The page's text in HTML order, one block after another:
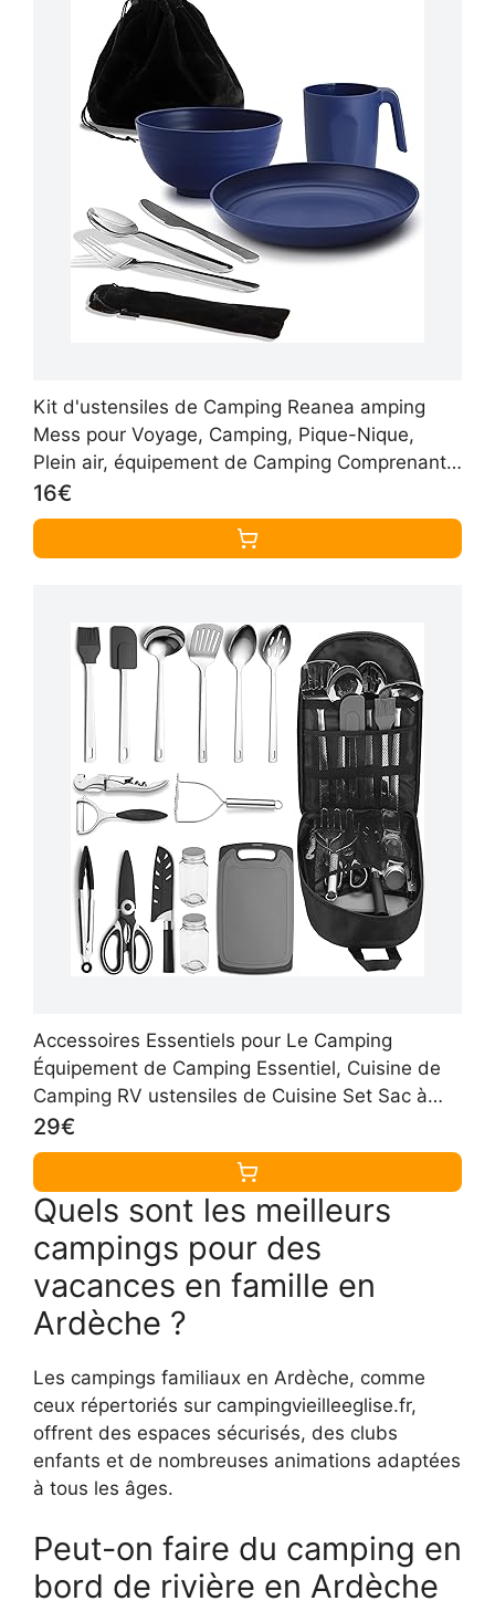
Kit d'ustensiles de Camping Reanea amping
Mess pour Voyage, Camping, Pique-Nique,
Plein air, équipement de Camping Comprenant
Couteau, cuillère, Fourchette, Couverts, Tasse,
Bol, Assiette, Essentiel
16€
Accessoires Essentiels pour Le Camping
Équipement de Camping Essentiel, Cuisine de
Camping RV ustensiles de Cuisine Set Sac à
Dos matériel de Camping Gadgets de
randonnée
29€
Quels sont les meilleurs
campings pour des
vacances en famille en
Ardèche ?
Les campings familiaux en Ardèche, comme
ceux répertoriés sur campingvieilleeglise.fr,
offrent des espaces sécurisés, des clubs
enfants et de nombreuses animations adaptées
à tous les âges.
Peut-on faire du camping en
bord de rivière en Ardèche